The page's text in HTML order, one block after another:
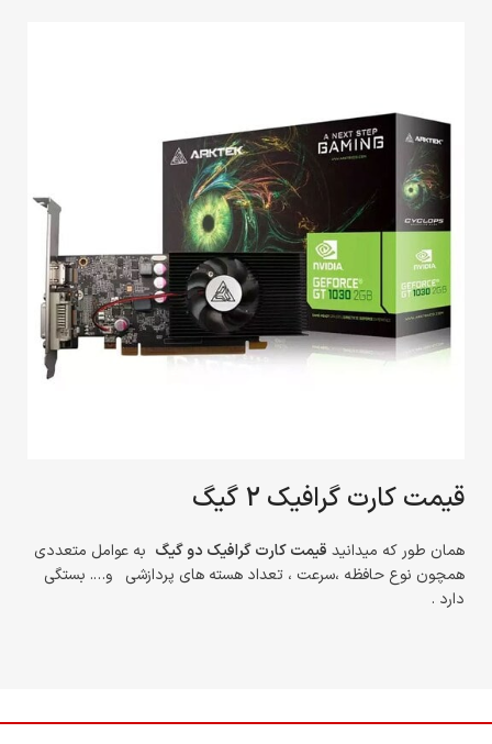
قیمت کارت گرافیک 2 گیگ
همان طور که میدانید قیمت کارت گرافیک دو گیگ به عوامل متعددی
همچون نوع حافظه ،سرعت ، تعداد هسته های پردازشی و…. بستگی
دارد .